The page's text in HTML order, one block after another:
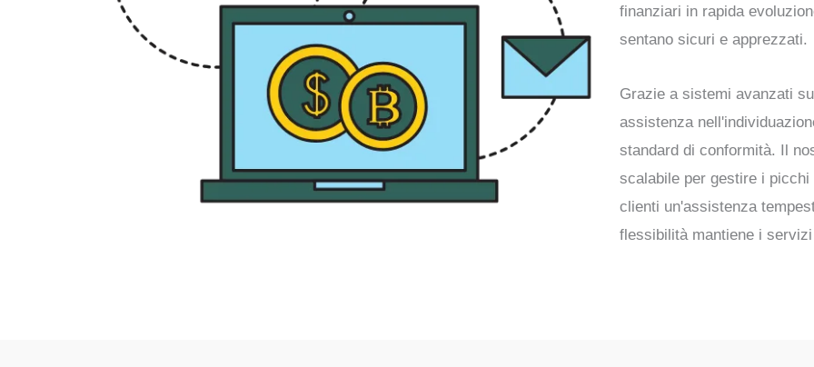
finanziari in rapida
sentano sicuri e apprezzati.
Grazie a sistemi avanzati
assistenza
standard di conformità. Il
scalabile per gestire i
clienti un'assistenza
flessibilità mantiene i